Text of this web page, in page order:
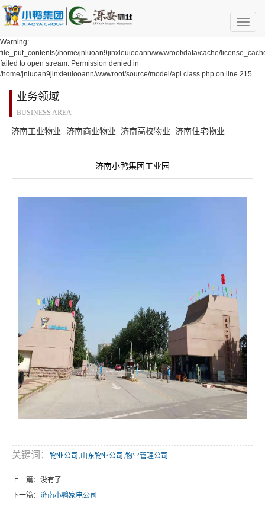
Warning:
file_put_contents(/home/jnluoan9jinxleuiooann/wwwroot/data/cache/
failed to open stream: Permission denied in
/home/jnluoan9jinxleuiooann/wwwroot/source/model/api.class.php on line 215
业务领域
BUSINESS AREA
济南工业物业 济南商业物业 济南高校物业 济南住宅物业
济南小鸭集团工业园
关键词： 物业公司 ,山东物业公司 ,物业管理公司
上一篇：没有了
下一篇： 济南小鸭家电公司